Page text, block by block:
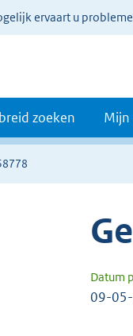
ervaart u
zoeken Mijn
Datum
09-